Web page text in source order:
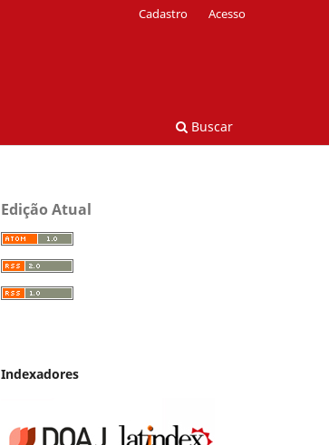
Buscar
Cadastro Acesso
Edição Atual
Indexadores